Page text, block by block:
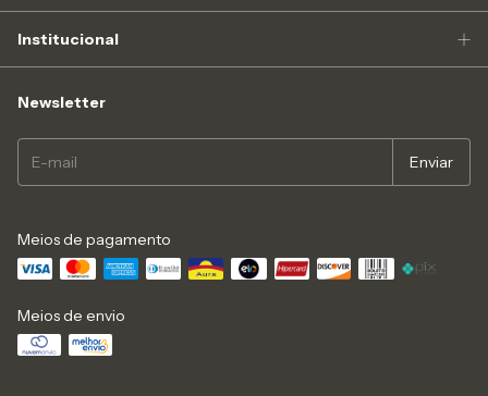
Institucional
Newsletter
Meios de pagamento
Meios de envio